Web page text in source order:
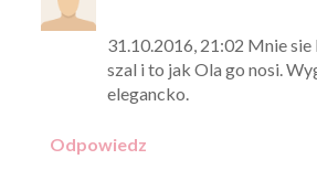
31.10.2016, 21:02 Mnie
szal i to jak Ola go nosi.
elegancko.
Odpowiedz